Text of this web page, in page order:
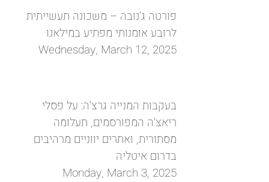
פורטה ג'נובה – משכונה תעשייתית
לרובע אומנותי מפתיע במילאנו
Wednesday, March 12, 2025
בעקבות המנייה גרצ'ה: על פסלי
ריאצ'ה המפורסמים, תעלומה
מסתורית, ואתרים יווניים מרהיבים
בדרום איטליה
Monday, March 3, 2025